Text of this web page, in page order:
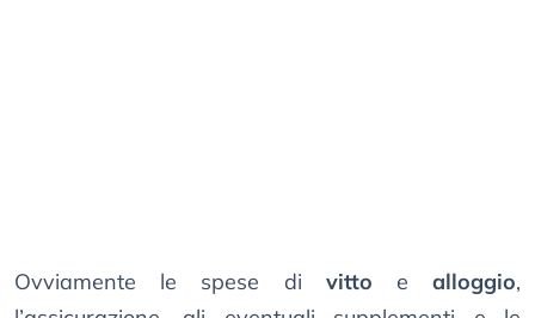
Ovviamente le spese di vitto ealloggio,